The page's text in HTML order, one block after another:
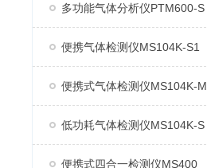
多功能气体分析仪PTM600-S
便携气体检测仪MS104K-S1
便携式气体检测仪MS104K-M
低功耗气体检测仪MS104K-S
便携式四合一检测仪MS400